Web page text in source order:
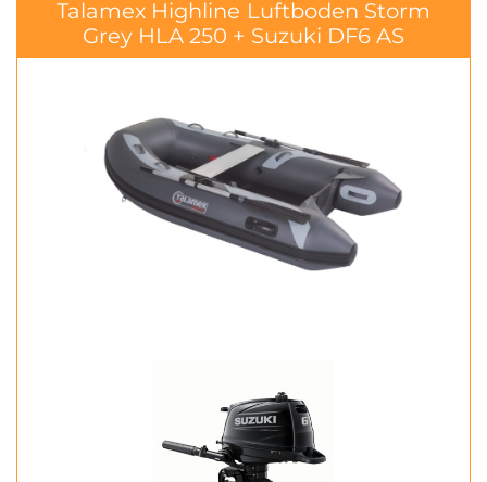
Talamex Highline Luftboden Storm
Grey HLA 250 + Suzuki DF6 AS